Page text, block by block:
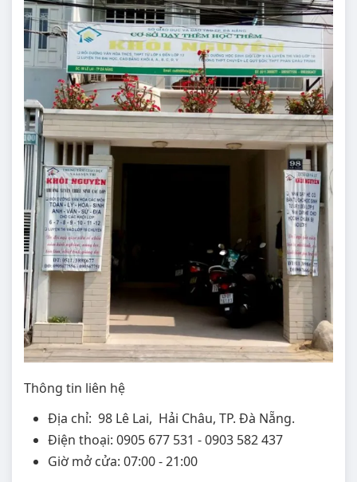
Thông tin liên hệ
Địa chỉ: 98 Lê Lai, Hải Châu, TP. Đà Nẵng.
Điện thoại: 0905 677 531 - 0903 582 437
Giờ mở cửa: 07:00 - 21:00